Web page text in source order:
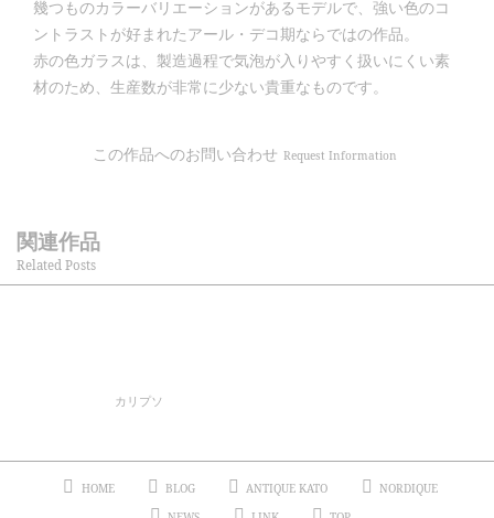
幾つものカラーバリエーションがあるモデルで、強い色のコ
ントラストが好まれたアール・デコ期ならではの作品。
赤の色ガラスは、製造過程で気泡が入りやすく扱いにくい素
材のため、生産数が非常に少ない貴重なものです。
この作品へのお問い合わせ Request Information
関連作品
Related Posts
カリプソ
HOME BLOG ANTIQUE KATO
NORDIQUE